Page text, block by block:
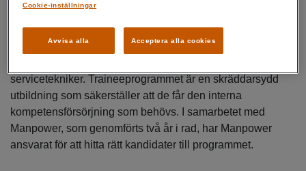
Under 2024 startades Epiroc Academy Tekniker Trainee
servicetekniker. Traineeprogrammet är en skräddarsydd
utbildning som säkerställer att de får den interna
kompetensförsörjning som behövs. I samarbetet med
Manpower, som genomförts två år i rad, har Manpower
ansvarat för att hitta rätt kandidater till programmet.
Avvisa alla Acceptera alla cookies
Cookie-inställningar